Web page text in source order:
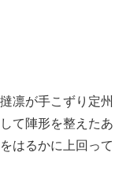
凛が手こずり定州
て陣形を整えたあ
はるかに上回って